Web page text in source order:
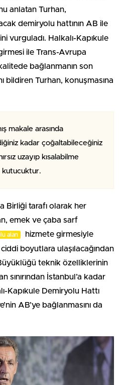
anlatan Turhan,
demiryolu hattının AB ile
vurguladı. Halkalı-Kapıkule
ile Trans-Avrupa
bağlanmanın son
bildiren Turhan, konuşmasına
makale arasında
kadar çoğaltabileceğiniz
uzayıp kısalabilme
kutucuktur.
Birliği tarafı olarak her
emek ve çaba sarf
alan
hizmete girmesiyle
boyutlara ulaşılacağından
teknik özelliklerinin
sınırından İstanbul’a kadar
Kapıkule Demiryolu Hattı
AB’ye bağlanmasını da